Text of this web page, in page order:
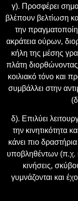
γ). Προσφέρει
βλέπουν βελτίωση
την
ακράτεια ούρων,
κήλη της μέσης
πλάτη διορθώνοντας
κοιλιακό τόνο και
συμβάλλει στην
δ). Επιλύει
την κινητικότητα
κάνει πιο
υποβληθέντων (π.χ.
κινήσεις,
γυμνάζονται και